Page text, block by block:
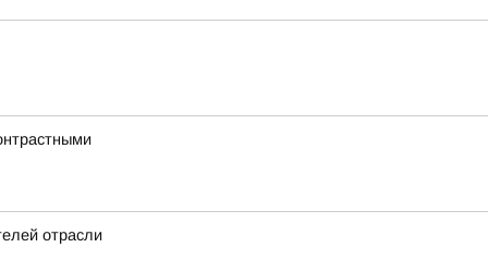
отрасли